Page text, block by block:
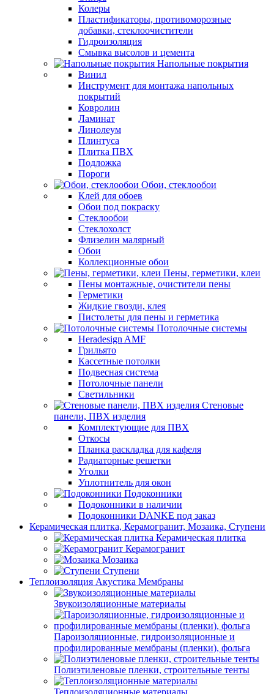
Колеры
Пластификаторы, противоморозные
добавки, стеклоочистители
Гидроизоляция
Смывка высолов и цемента
Напольные покрытия
Винил
Инструмент для монтажа напольных
покрытий
Ковролин
Ламинат
Линолеум
Плинтуса
Плитка ПВХ
Подложка
Пороги
Обои, стеклообои
Клей для обоев
Обои под покраску
Стеклообои
Стеклохолст
Флизелин малярный
Обои
Коллекционные обои
Пены, герметики, клеи
Пены монтажные, очистители пены
Герметики
Жидкие гвозди, клея
Пистолеты для пены и герметика
Потолочные системы
Heradesign AMF
Грильято
Кассетные потолки
Подвесная система
Потолочные панели
Светильники
Стеновые
панели, ПВХ изделия
Комплектующие для ПВХ
Откосы
Планка раскладка для кафеля
Радиаторные решетки
Уголки
Уплотнитель для окон
Подоконники
Подоконники в наличии
Подоконники DANKE под заказ
Керамическая плитка, Керамогранит, Мозаика, Ступени
Керамическая плитка
Керамогранит
Мозаика
Ступени
Теплоизоляция Акустика Мембраны
Звукоизоляционные материалы
Пароизоляционные, гидроизоляционные и
профилированные мембраны (пленки), фольга
Полиэтиленовые пленки, строительные тенты
Теплоизоляционные материалы